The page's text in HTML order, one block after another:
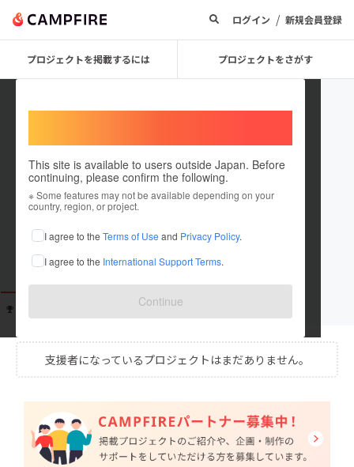
ログイン / 新規会員登録
プロジェクトを掲載するには プロジェクトをさがす
This site is available to users outside Japan. Before
continuing, please confirm the following.
※ Some features may not be available depending on your
country, region, or project.
I agree to the Terms of Use and Privacy Policy.
I agree to the International Support Terms.
Continue
user_ad3096c8bba4
在住国：未設定
出身国：未設定
投稿した プロジェクト
支援者になっているプロジェクトはまだありません。